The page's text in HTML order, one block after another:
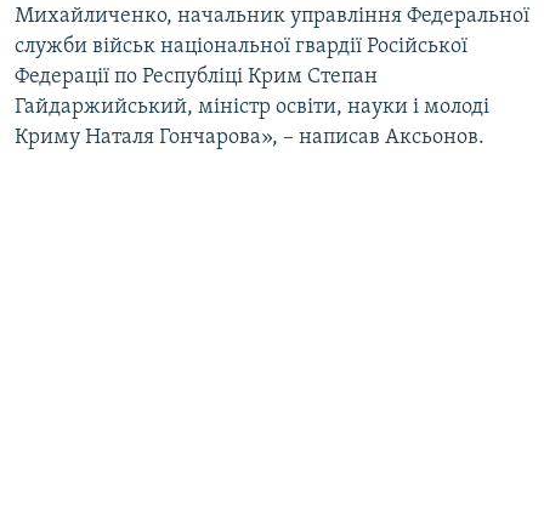
Михайличенко, начальник управління Федеральної
служби військ національної гвардії Російської
Федерації по Республіці Крим Степан
Гайдаржийський, міністр освіти, науки і молоді
Криму Наталя Гончарова», – написав Аксьонов.